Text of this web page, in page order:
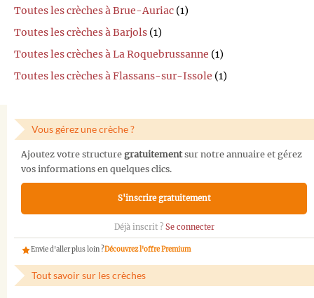
Toutes les crèches à Brue-Auriac (1)
Toutes les crèches à Barjols (1)
Toutes les crèches à La Roquebrussanne (1)
Toutes les crèches à Flassans-sur-Issole (1)
Vous gérez une crèche ?
Ajoutez votre structure gratuitementsur notre annuaire et gérez
vos informations en quelques clics.
S'inscrire gratuitement
Déjà inscrit ? Se connecter
Envie d'aller plus loin ?Découvrez l'offre Premium
Tout savoir sur les crèches